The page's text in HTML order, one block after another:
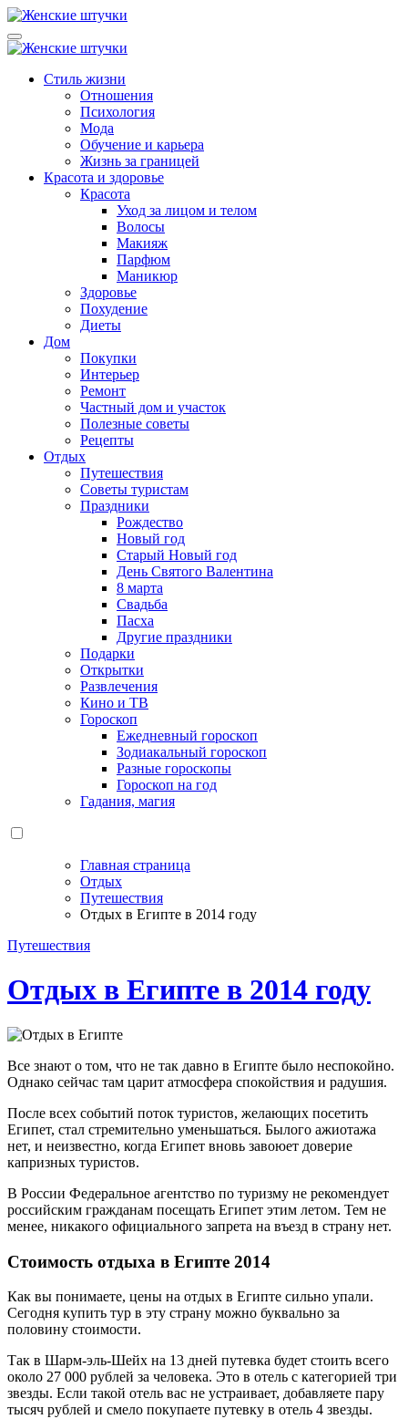
Перейти
к
содержанию
Lady from Russia
Женский журнал: Как быть счастливой и красивой -
Женский журнал: Как быть счастливой и красивой -
Ледифромраша
Стиль жизни
Отношения
Психология
Мода
Обучение и карьера
Жизнь за границей
Красота и здоровье
Красота
Уход за лицом и телом
Волосы
Макияж
Парфюм
Маникюр
Здоровье
Похудение
Диеты
Дом
Покупки
Интерьер
Ремонт
Частный дом и участок
Полезные советы
Рецепты
Отдых
Путешествия
Советы туристам
Праздники
Рождество
Новый год
Старый Новый год
День Святого Валентина
8 марта
Свадьба
Пасха
Другие праздники
Подарки
Открытки
Развлечения
Кино и ТВ
Гороскоп
Ежедневный гороскоп
Зодиакальный гороскоп
Разные гороскопы
Гороскоп на год
Гадания, магия
Главная страница
Отдых
Путешествия
Отдых в Египте в 2014 году
Путешествия
Отдых в Египте в 2014 году
Все знают о том, что не так давно в Египте было неспокойно.
Однако сейчас там царит атмосфера спокойствия и радушия.
После всех событий поток туристов, желающих посетить
Египет, стал стремительно уменьшаться. Былого ажиотажа
нет, и неизвестно, когда Египет вновь завоюет доверие
капризных туристов.
В России Федеральное агентство по туризму не рекомендует
российским гражданам посещать Египет этим летом. Тем не
менее, никакого официального запрета на въезд в страну нет.
Стоимость отдыха в Египте 2014
Как вы понимаете, цены на отдых в Египте сильно упали.
Сегодня купить тур в эту страну можно буквально за
половину стоимости.
Так в Шарм-эль-Шейх на 13 дней путевка будет стоить всего
около 27 000 рублей за человека. Это в отель с категорией три
звезды. Если такой отель вас не устраивает, добавляете пару
тысяч рублей и смело покупаете путевку в отель 4 звезды.